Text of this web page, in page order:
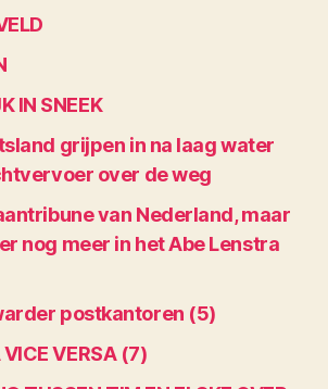
IN SNEEK
grijpen in na laag water
over de weg
van Nederland, maar
nog meer in het Abe Lenstra
postkantoren (5)
VERSA (7)